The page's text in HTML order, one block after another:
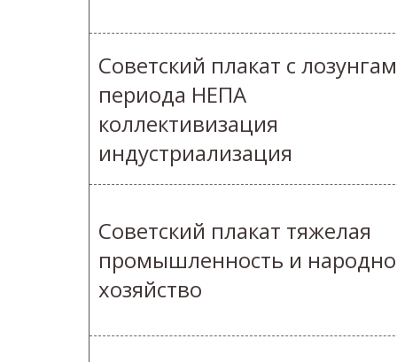
Советский плакат с
периода НЕПА
коллективизация
индустриализация
Советский плакат тяжелая
промышленность и
хозяйство